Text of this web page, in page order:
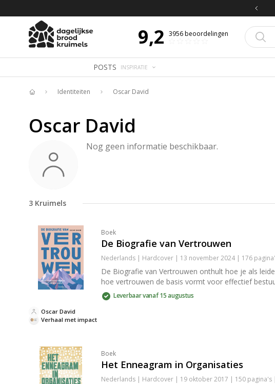
9,2 3956beoordelingen
POSTS INSPIRATIE
Identiteiten Oscar David
Oscar David
Nog geen informatie beschikbaar.
3 Kruimels
Boek
De Biografie van Vertrouwen
Nederlands | Hardcover | 13 november 2024 | 176
De Biografie van Vertrouwen onthult hoe je als
hoe vertrouwen de basis vormt voor effectief
Leverbaar vanaf 15 augustus
Verhaal met impact
Oscar David
Boek
Het Enneagram in Organisaties
Nederlands | Hardcover | 19 oktober 2017 | 150 pagina's